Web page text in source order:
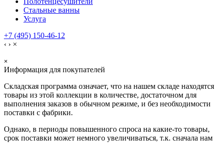
Стальные ванны
Услуга
+7 (495) 150-46-12
‹ › ×
×
Информация для покупателей
Складская программа означает, что на нашем складе находятся
товары из этой коллекции в количестве, достаточном для
выполнения заказов в обычном режиме, и без необходимости
поставки с фабрики.
Однако, в периоды повышенного спроса на какие-то товары,
срок поставки может немного увеличиваться, т.к. сначала нам